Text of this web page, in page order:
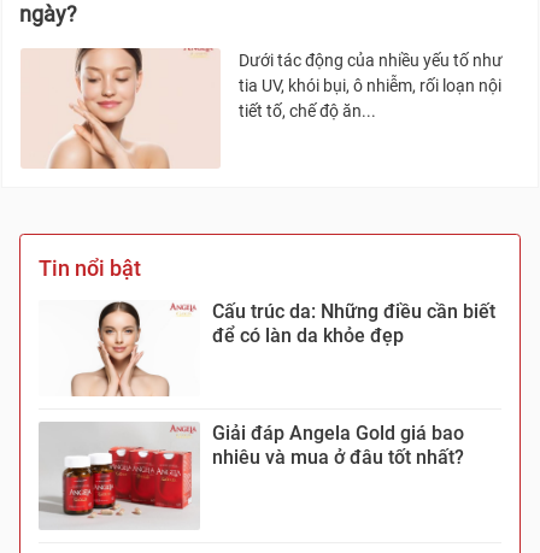
ngày?
Dưới tác động của nhiều yếu tố như
tia UV, khói bụi, ô nhiễm, rối loạn nội
tiết tố, chế độ ăn...
Tin nổi bật
Cấu trúc da: Những điều cần biết
để có làn da khỏe đẹp
Giải đáp Angela Gold giá bao
nhiêu và mua ở đâu tốt nhất?